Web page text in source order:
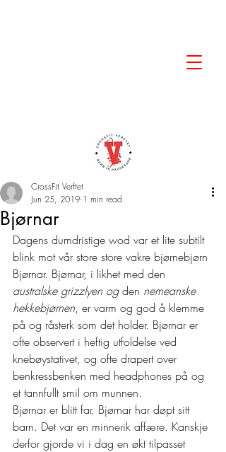
Bjørnar
CrossFit Verftet
Jun 25, 2019 1 min read
Dagens dumdristige wod var et lite subtilt
blink mot vår store store vakre bjørnebjørn
Bjørnar. Bjørnar, i likhet med den
australske grizzlyen og den nemeanske
hekkebjørnen, er varm og god å klemme
på og råsterk som det holder. Bjørnar er
ofte observert i heftig utfoldelse ved
knebøystativet, og ofte drapert over
benkressbenken med headphones på og
et tannfullt smil om munnen.
Bjørnar er blitt far. Bjørnar har døpt sitt
barn. Det var en minnerik affære. Kanskje
derfor gjorde vi i dag en økt tilpasset